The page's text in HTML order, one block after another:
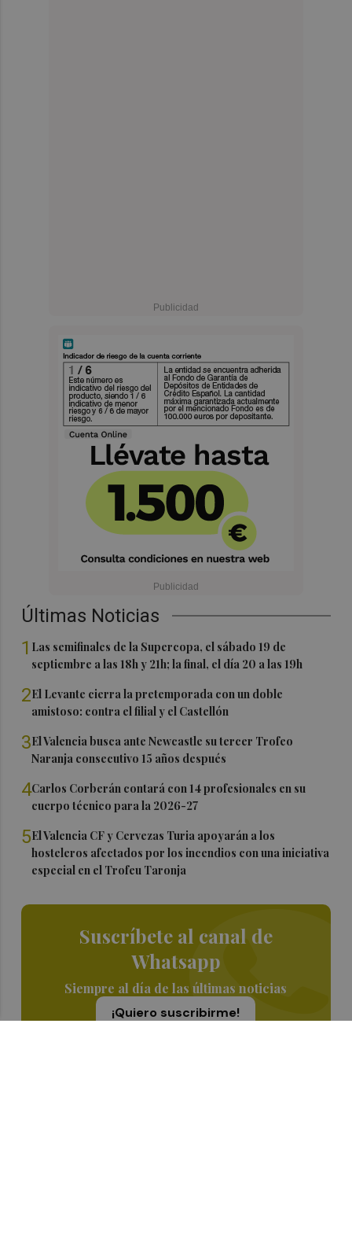
Últimas Noticias
1 Las semifinales de la Supercopa, el sábado 19 de
septiembre a las 18h y 21h; la final, el día 20 a las 19h
2El Levante cierra la pretemporada con un doble
amistoso: contra el filial y el Castellón
3El Valencia busca ante Newcastle su tercer Trofeo
Naranja consecutivo 15 años después
4Carlos Corberán contará con 14 profesionales en su
cuerpo técnico para la 2026-27
5El Valencia CF y Cervezas Turia apoyarán a los
hosteleros afectados por los incendios con una iniciativa
especial en el Trofeu Taronja
Suscríbete al canal de
Whatsapp
Siempre al día de las últimas noticias
¡Quiero suscribirme!